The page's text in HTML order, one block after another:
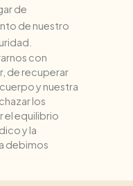
de
de nuestro
con
de recuperar
y nuestra
los
el equilibrio
y la
debimos